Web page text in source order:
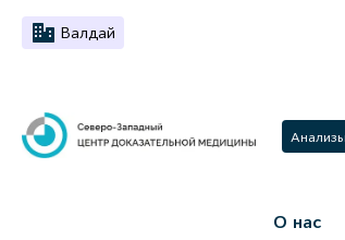
Валдай
Анализы
О нас